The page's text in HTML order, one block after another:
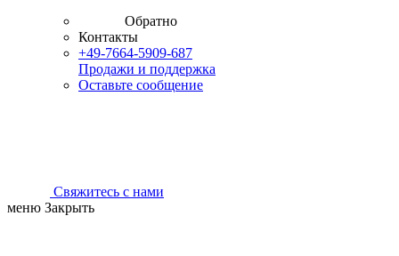
Обратно
Контакты
+49-7664-5909-687
Продажи и поддержка
Оставьте сообщение
Свяжитесь с нами
меню Закрыть